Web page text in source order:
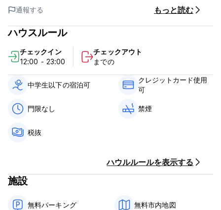
た社交イベントや公式会議を開催し、イベント用の飲食サービス
を提供することもできます。私たちは、さらに一歩進んで、快適
で楽しい体験を提供する生活空間を創造することを信じていま
す。
***宿泊施設のポリシーと条件:
1. キャンセルポリシー: ご到着の 1 日前まで。
 チェックイン日の24時間以上前であればキャンセル料はかかり
ません
 チェックイン日から 24 時間以内には 1 泊分の料金が課金され
ます
 ノーショーの場合、返金はありません（全額請求されます）。
3. 正午11:00前にチェックアウトしてください。
5. フロント営業時間は24時間365日です。
6. 年齢制限: 18 歳以上。
7. 税金は含まれていません。12%。
9. ペットは飼わない。
通報する もっと読む
ハウスルール
チェックイン
12:00 - 23:00
チェックアウト
までの
中学生以下の宿泊可
クレジットカード使用
可
門限なし 禁煙
税抜
ハウルルールを表示する
施設
無料パーキング 無料市内地図